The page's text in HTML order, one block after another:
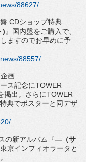
88627/
CDショップ特典
) 』
国内盤をご購入で、
ますのでお早めに予
88557/
企画
ス記念にTOWER
掲出。さらにTOWER
典でポスターと同デザ
の新アルバム 『― （サ
京インフィオラータと